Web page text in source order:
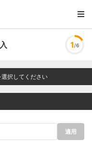
1 /6
択してください
適用